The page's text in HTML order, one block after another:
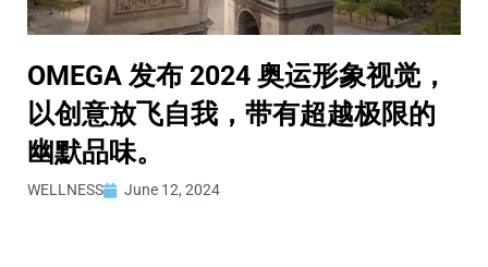
OMEGA 发布 2024 奥运形象视觉，
以创意放飞自我，带有超越极限的
幽默品味。
WELLNESS June 12, 2024